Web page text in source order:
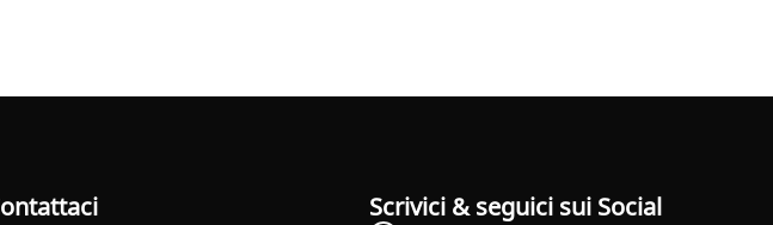
Contattaci Scrivici & seguici sui Social